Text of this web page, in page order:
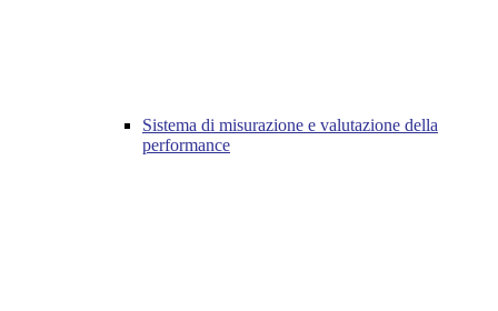
Sistema di misurazione e valutazione della
performance